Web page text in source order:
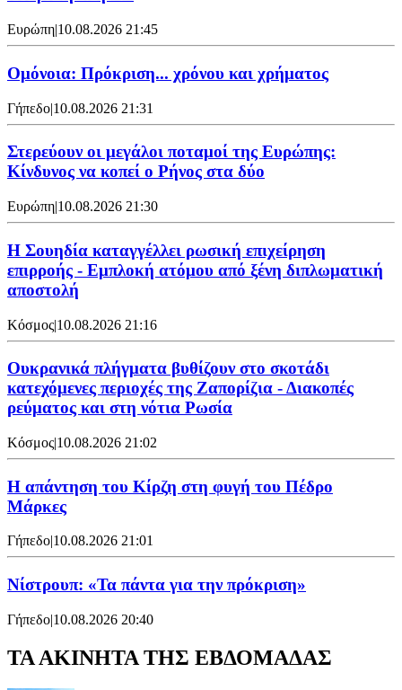
Ευρώπη|10.08.2026 21:45
Ομόνοια: Πρόκριση... χρόνου και χρήματος
Γήπεδο|10.08.2026 21:31
Στερεύουν οι μεγάλοι ποταμοί της Ευρώπης:
Κίνδυνος να κοπεί ο Ρήνος στα δύο
Ευρώπη|10.08.2026 21:30
Η Σουηδία καταγγέλλει ρωσική επιχείρηση
επιρροής - Εμπλοκή ατόμου από ξένη διπλωματική
αποστολή
Κόσμος|10.08.2026 21:16
Ουκρανικά πλήγματα βυθίζουν στο σκοτάδι
κατεχόμενες περιοχές της Ζαπορίζια - Διακοπές
ρεύματος και στη νότια Ρωσία
Κόσμος|10.08.2026 21:02
Η απάντηση του Κίρζη στη φυγή του Πέδρο
Μάρκες
Γήπεδο|10.08.2026 21:01
Νίστρουπ: «Τα πάντα για την πρόκριση»
Γήπεδο|10.08.2026 20:40
ΤΑ ΑΚΙΝΗΤΑ ΤΗΣ ΕΒΔΟΜΑΔΑΣ